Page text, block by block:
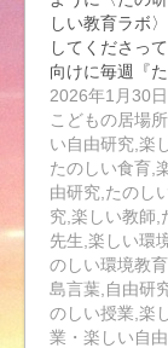
しい教育ラボ
してくださっ
向けに毎週『
い…
2026年1月30日
こどもの居場
い自由研究,楽
たのしい食育,
由研究,たのし
究,楽しい教師,
先生,楽しい環
のしい環境教
島言葉,自由研
のしい授業,楽
業・楽しい自